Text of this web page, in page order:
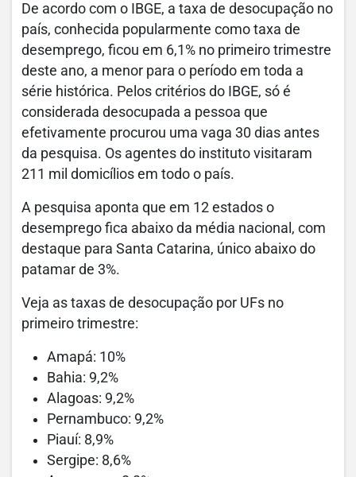
De acordo com o IBGE, a taxa de desocupação no
país, conhecida popularmente como taxa de
desemprego, ficou em 6,1% no primeiro trimestre
deste ano, a menor para o período em toda a
série histórica. Pelos critérios do IBGE, só é
considerada desocupada a pessoa que
efetivamente procurou uma vaga 30 dias antes
da pesquisa. Os agentes do instituto visitaram
211 mil domicílios em todo o país.
A pesquisa aponta que em 12 estados o
desemprego fica abaixo da média nacional, com
destaque para Santa Catarina, único abaixo do
patamar de 3%.
Veja as taxas de desocupação por UFs no
primeiro trimestre:
Amapá: 10%
Bahia: 9,2%
Alagoas: 9,2%
Pernambuco: 9,2%
Piauí: 8,9%
Sergipe: 8,6%